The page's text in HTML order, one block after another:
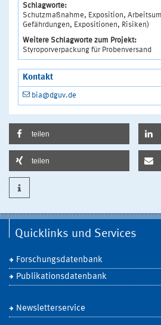
Schlagworte:
Schutzmaßnahme, Exposition,
Gefährdungen, Expositionen, Risiken)
Weitere Schlagworte zum Projekt:
Styroporverpackung für Probenversand
Kontakt
bia@dguv.de
teilen
teilen
Quicklinks und Services
Forschungsdatenbank
Publikationsdatenbank
Newsletterservice